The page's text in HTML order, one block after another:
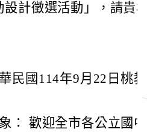
設計徵選活動」，請貴
民國114年9月22日桃
： 歡迎全市各公立國